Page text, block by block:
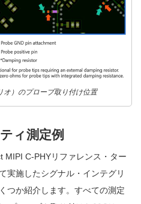
オ）のプローブ取り付け位置
ィ測定例
MIPI C-PHYリファレンス・ター
実施したシグナル・インテグリ
つか紹介します。すべての測定